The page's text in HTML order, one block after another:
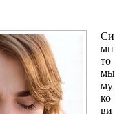
Си
мп
то
мы
му
ко
ви